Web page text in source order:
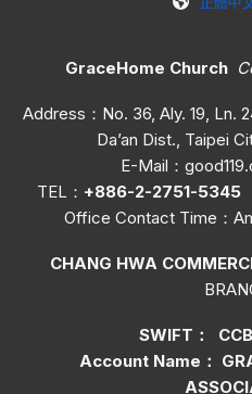
GraceHome Church
Address：No. 36, Aly. 19, Ln.
Da’an Dist., Taipei
E-Mail：
TEL： +886-2-2751-5345
Office Contact Time ：
CHANG HWA
SWIFT：
Account Name：